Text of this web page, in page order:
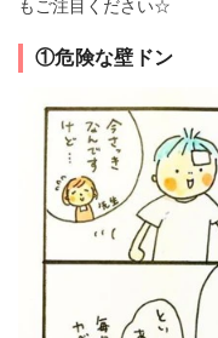
もご注目ください☆
①危険な壁ドン